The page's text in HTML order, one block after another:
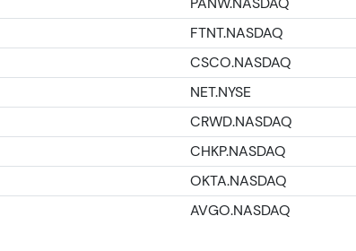
FTNT.NASDAQ
CSCO.NASDAQ
NET.NYSE
CRWD.NASDAQ
CHKP.NASDAQ
OKTA.NASDAQ
AVGO.NASDAQ